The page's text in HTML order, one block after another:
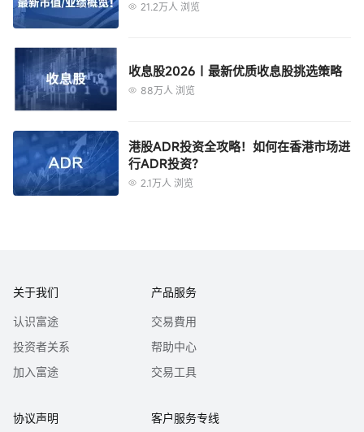
AI+金融：  $财捷 (INTU.US)$ 、  $Intapp (INTA.US)$ ；
AI+数据工程：  $Innodata (INOD.US)$ ；
AI+语音：  $SoundHound AI (SOUN.US)$ ；
AI+医疗：  $Tempus AI (TEM.US)$ 、  $Doximity
AI+社交：  $Reddit (RDDT.US)$ ；
AI+网站：  $GoDaddy (GDDY.US)$
因素所影响。富途证券不明示或暗示地保证或表示任何该等资料或意见的足够
“富途集团”）均不会就由于任何第三方在依赖本报告的内容时所作的行为而导
致的任何类型的损失（包括但不限于任何直接的，间接的，随之而发生的损
失）而负上任何责任。
本报告之观点、推荐、建议和意见均不一定反映富途证券或其关连公司的立
场，亦可在没有提供通知的情况下随时更改，富途证券亦无责任提供任何有关
资料或意见之更新。
本报告只为一般性提供数据之性质，旨在供富途证券之客户作一般阅览之用，
而非考虑任何某特定收取者的特定投资目标，财务状况或任何特别需要。本报
告内的任何资料或意见均不构成或被视为富途集团的任何成员作出提议，建议
或征求购入或出售任何证券，有关投资或其它金融证券。本报告所提及之产品
未必适合所有投资者，阅览本报告的人士应在作出任何投资决策时须充分考虑
本报告提供给某接收人是基于该接收人被认为有能力独立评估投资风险并就投
若有任何关于富途证券研究报告的问题请直接联系富途证券。本报告作者所持
本报告中的任何内容均不得解释为购买或出售证券的要约或邀请。任何决定购
买本研究报告中所提及的证券都应考虑到现有的公开信息，包括任何有关此类
证券的招股说明书等。
对本研究报告所评论的上市法团的个人观点; 及 (ii) 他/她过往，现在或将来，直
21.2万人 浏览
收息股2026｜最新优质收息股挑选策略
88万人 浏览
港股ADR投资全攻略！如何在香港市场进
行ADR投资？
2.1万人 浏览
关于我们
认识富途
投资者关系
加入富途
产品服务
交易費用
帮助中心
交易工具
协议声明
客户服务专线